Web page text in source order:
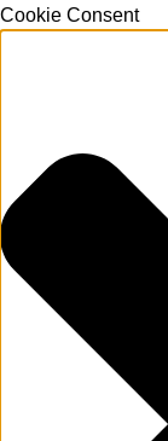
Cookie Consent